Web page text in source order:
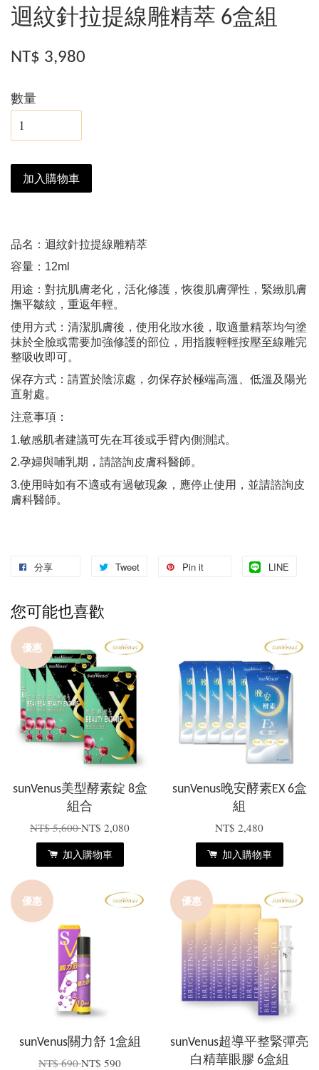
迴紋針拉提線雕精萃 6盒組
NT$ 3,980
數量
加入購物車
品名：迴紋針拉提線雕精萃
容量：12ml
用途：對抗肌膚老化，活化修護，恢復肌膚彈性，緊緻肌膚
撫平皺紋，重返年輕。
使用方式：清潔肌膚後，使用化妝水後，取適量精萃均勻塗
抹於全臉或需要加強修護的部位，用指腹輕輕按壓至線雕完
整吸收即可。
保存方式：請置於陰涼處，勿保存於極端高溫、低溫及陽光
直射處。
注意事項：
1.敏感肌者建議可先在耳後或手臂內側測試。
2.孕婦與哺乳期，請諮詢皮膚科醫師。
3.使用時如有不適或有過敏現象，應停止使用，並請諮詢皮
膚科醫師。
分享 Tweet Pin it LINE
您可能也喜歡
優惠
sunVenus美型酵素錠 8盒
組合
NT$ 5,600NT$ 2,080
加入購物車
sunVenus晚安酵素EX 6盒
組
NT$ 2,480
加入購物車
優惠
sunVenus關力舒 1盒組
NT$ 690NT$ 590
優惠
sunVenus超導平整緊彈亮
白精華眼膠 6盒組